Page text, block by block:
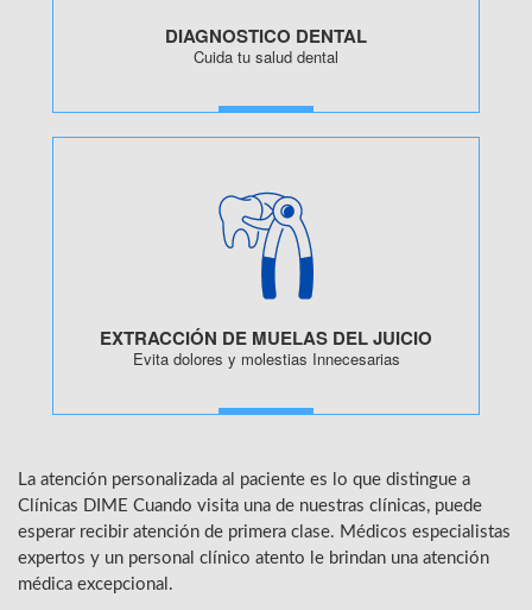
DIAGNOSTICO DENTAL
Cuida tu salud dental
EXTRACCIÓN DE MUELAS DEL JUICIO
Evita dolores y molestias Innecesarias
La atención personalizada al paciente es lo que distingue a
Clínicas DIME Cuando visita una de nuestras clínicas, puede
esperar recibir atención de primera clase. Médicos especialistas
expertos y un personal clínico atento le brindan una atención
médica excepcional.